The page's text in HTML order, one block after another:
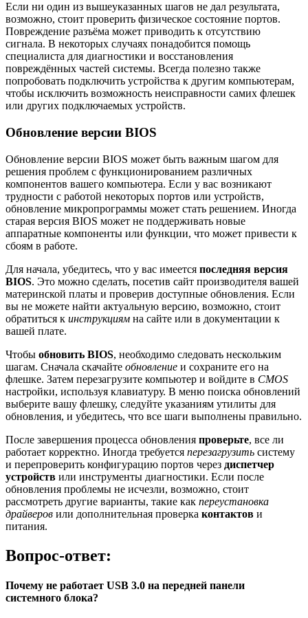
Если ни один из вышеуказанных шагов не дал результата,
возможно, стоит проверить физическое состояние портов.
Повреждение разъёма может приводить к отсутствию
сигнала. В некоторых случаях понадобится помощь
специалиста для диагностики и восстановления
повреждённых частей системы. Всегда полезно также
попробовать подключить устройства к другим компьютерам,
чтобы исключить возможность неисправности самих флешек
или других подключаемых устройств.
Обновление версии BIOS
Обновление версии BIOS может быть важным шагом для
решения проблем с функционированием различных
компонентов вашего компьютера. Если у вас возникают
трудности с работой некоторых портов или устройств,
обновление микропрограммы может стать решением. Иногда
старая версия BIOS может не поддерживать новые
аппаратные компоненты или функции, что может привести к
сбоям в работе.
Для начала, убедитесь, что у вас имеется последняя версия
BIOS. Это можно сделать, посетив сайт производителя вашей
материнской платы и проверив доступные обновления. Если
вы не можете найти актуальную версию, возможно, стоит
обратиться к инструкциям на сайте или в документации к
вашей плате.
Чтобы обновить BIOS, необходимо следовать нескольким
шагам. Сначала скачайте обновление и сохраните его на
флешке. Затем перезагрузите компьютер и войдите в CMOS
настройки, используя клавиатуру. В меню поиска обновлений
выберите вашу флешку, следуйте указаниям утилиты для
обновления, и убедитесь, что все шаги выполнены правильно.
После завершения процесса обновления проверьте, все ли
работает корректно. Иногда требуется перезагрузить систему
и перепроверить конфигурацию портов через диспетчер
устройств или инструменты диагностики. Если после
обновления проблемы не исчезли, возможно, стоит
рассмотреть другие варианты, такие как переустановка
драйверов или дополнительная проверка контактов и
питания.
Вопрос-ответ:
Почему не работает USB 3.0 на передней панели
системного блока?